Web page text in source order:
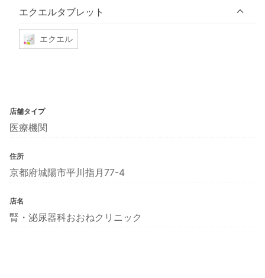
エクエルタブレット
エクエル
店舗タイプ
医療機関
住所
京都府城陽市平川指月77-4
店名
腎・泌尿器科おおねクリニック